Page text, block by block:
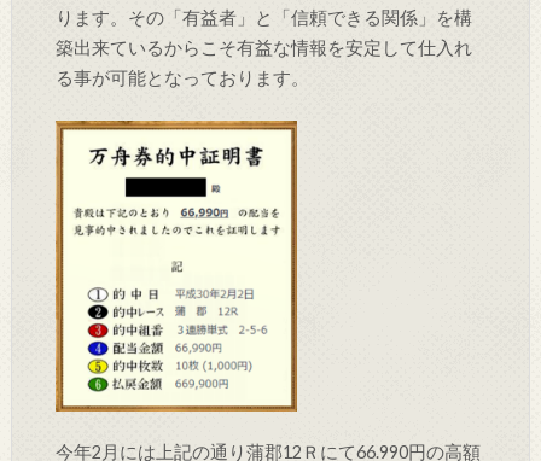
ります。その「有益者」と「信頼できる関係」を構
築出来ているからこそ有益な情報を安定して仕入れ
る事が可能となっております。
今年2月には上記の通り蒲郡12Ｒにて66.990円の高額